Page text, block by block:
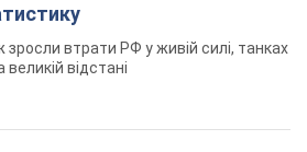
втрати РФ у живій силі, танках
відстані